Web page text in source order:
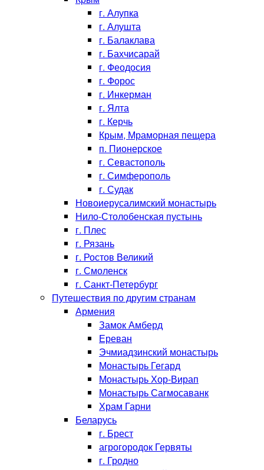
г. Алупка
г. Алушта
г. Балаклава
г. Бахчисарай
г. Феодосия
г. Форос
г. Инкерман
г. Ялта
г. Керчь
Крым, Мраморная пещера
п. Пионерское
г. Севастополь
г. Симферополь
г. Судак
Новоиерусалимский монастырь
Нило-Столобенская пустынь
г. Плес
г. Рязань
г. Ростов Великий
г. Смоленск
г. Санкт-Петербург
Путешествия по другим странам
Армения
Замок Амберд
Ереван
Эчмиадзинский монастырь
Монастырь Гегард
Монастырь Хор-Вирап
Монастырь Сагмосаванк
Храм Гарни
Беларусь
г. Брест
агрогородок Гервяты
г. Гродно